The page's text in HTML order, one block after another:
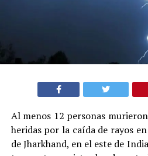
Al menos 12 personas
heridas por la caída de rayos
de Jharkhand, en el este de